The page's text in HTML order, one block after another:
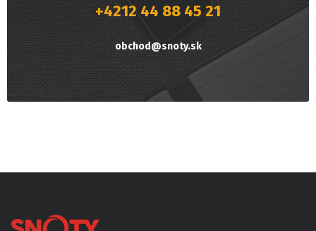
+4212 44 88 45 21
obchod@snoty.sk